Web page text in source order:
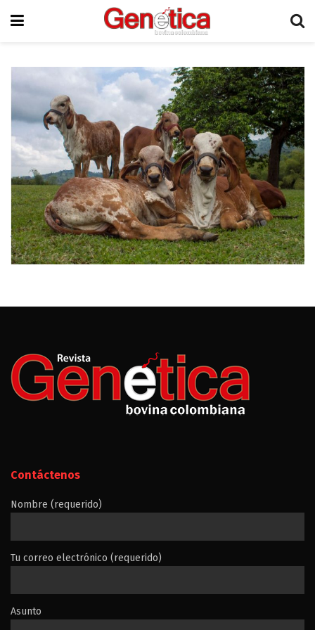
Contáctenos
Nombre (requerido)
Tu correo electrónico (requerido)
Asunto